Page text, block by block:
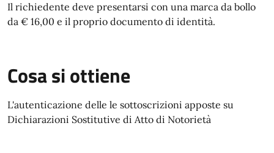
Il richiedente deve presentarsi con una marca da bollo
da € 16,00 e il proprio documento di identità.
Cosa si ottiene
L'autenticazione delle le sottoscrizioni apposte su
Dichiarazioni Sostitutive di Atto di Notorietà